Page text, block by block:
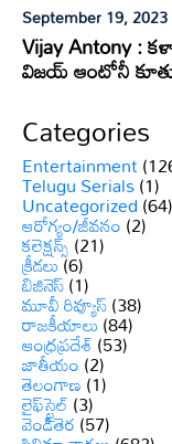
September 19, 2023
Vijay Antony :
విజయ్ ఆంటోనీ
Categories
Entertainment
Telugu Serials(1)
Uncategorized(64)
ఆరోగ్యం/జీవనం(2)
కలెక్షన్స్(21)
క్రీడలు(6)
బిజినెస్(1)
మూవీ రివ్యూస్(38)
రాజకీయాలు(84)
ఆంధ్రప్రదేశ్(53)
జాతీయం(2)
తెలంగాణ(1)
లైఫ్‌స్టైల్(3)
వెండితెర(57)